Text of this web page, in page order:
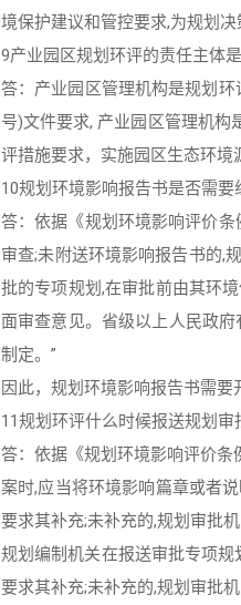
境保护建议和管控要求,为规划
9产业园区规划环评的责任主体
答：产业园区管理机构是规划
号)文件要求, 产业园区管理机
评措施要求，实施园区生态环境
10规划环境影响报告书是否需要
答：依据《规划环境影响评价
审查;未附送环境影响报告书的,
批的专项规划,在审批前由其环
面审查意见。省级以上人民政
制定。”
因此，规划环境影响报告书需要
11规划环评什么时候报送规划审
答：依据《规划环境影响评价
案时,应当将环境影响篇章或者
要求其补充;未补充的,规划审批机
规划编制机关在报送审批专项
要求其补充;未补充的,规划审批机